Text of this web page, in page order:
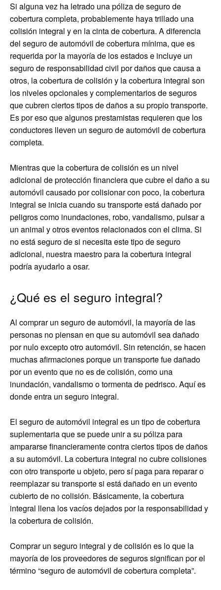
Si alguna vez ha letrado una póliza de seguro de
cobertura completa, probablemente haya trillado una
colisión integral y en la cinta de cobertura. A diferencia
del seguro de automóvil de cobertura mínima, que es
requerida por la mayoría de los estados e incluye un
seguro de responsabilidad civil por daños que causa a
otros, la cobertura de colisión y la cobertura integral son
los niveles opcionales y complementarios de seguros
que cubren ciertos tipos de daños a su propio transporte.
Es por eso que algunos prestamistas requieren que los
conductores lleven un seguro de automóvil de cobertura
completa.
Mientras que la cobertura de colisión es un nivel
adicional de protección financiera que cubre el daño a su
automóvil causado por colisionar con poco, la cobertura
integral se inicia cuando su transporte está dañado por
peligros como inundaciones, robo, vandalismo, pulsar a
un animal y otros eventos relacionados con el clima. Si
no está seguro de si necesita este tipo de seguro
adicional, nuestra maestro para la cobertura integral
podría ayudarlo a osar.
¿Qué es el seguro integral?
Al comprar un seguro de automóvil, la mayoría de las
personas no piensan en que su automóvil sea dañado
por nulo excepto otro automóvil. Sin retención, se hacen
muchas afirmaciones porque un transporte fue dañado
por un evento que no es de colisión, como una
inundación, vandalismo o tormenta de pedrisco. Aquí es
donde entra un seguro integral.
El seguro de automóvil integral es un tipo de cobertura
suplementaria que se puede unir a su póliza para
ampararse financieramente contra ciertos tipos de daños
a su automóvil. La cobertura integral no cubre colisiones
con otro transporte u objeto, pero sí paga para reparar o
reemplazar su transporte si está dañado en un evento
cubierto de no colisión. Básicamente, la cobertura
integral llena los vacíos dejados por la responsabilidad y
la cobertura de colisión.
Comprar un seguro integral y de colisión es lo que la
mayoría de los proveedores de seguros significan por el
término “seguro de automóvil de cobertura completa”.